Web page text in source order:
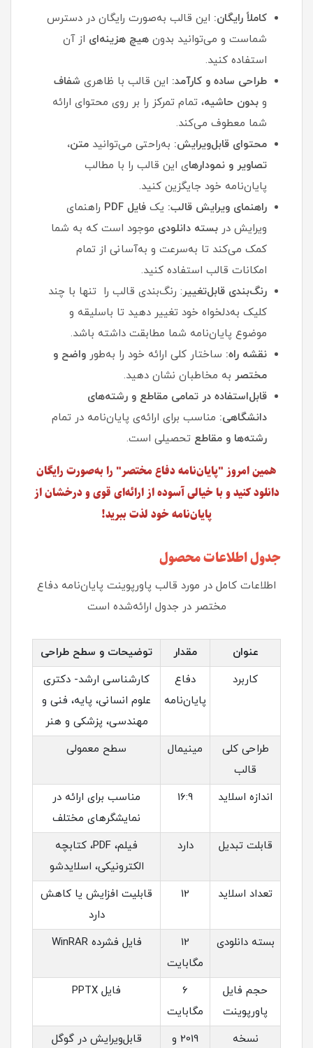
کاملاً رایگان: این قالب به‌صورت رایگان در دسترس
شماست و می‌توانید بدون هیچ هزینه‌ای از آن
استفاده کنید.
طراحی ساده و کارآمد: این قالب با ظاهری شفاف
و بدون حاشیه، تمام تمرکز را بر روی محتوای ارائه
شما معطوف می‌کند.
محتوای قابل‌ویرایش: به‌راحتی می‌توانید متن،
تصاویر و نمودارهای این قالب را با مطالب
پایان‌نامه خود جایگزین کنید.
راهنمای ویرایش قالب: یک فایل PDF
راهنمای
ویرایش در بسته دانلودی موجود است که به شما
کمک می‌کند تا به‌سرعت و به‌آسانی از تمام
امکانات قالب استفاده کنید.
رنگ‌بندی قابل‌تغییر: رنگ‌بندی قالب را تنها با چند
کلیک به‌دلخواه خود تغییر دهید تا باسلیقه و
موضوع پایان‌نامه شما مطابقت داشته باشد.
نقشه راه: ساختار کلی ارائه خود را به‌طور واضح و
مختصر به مخاطبان نشان دهید.
قابل‌استفاده در تمامی مقاطع و رشته‌های
دانشگاهی: مناسب برای ارائه‌ی پایان‌نامه در تمام
رشته‌ها و مقاطع تحصیلی است.
همین امروز "پایان‌نامه دفاع مختصر" را به‌صورت رایگان
دانلود کنید و با خیالی آسوده از ارائه‌ای قوی و درخشان از
پایان‌نامه خود لذت ببرید!
جدول اطلاعات محصول
اطلاعات کامل در مورد قالب پاورپوینت پایان‌نامه دفاع
مختصر در جدول ارائه‌شده است
عنوان مقدار
توضیحات و سطح طراحی
کاربرد
دفاع
پایان‌نامه
کارشناسی ارشد- دکتری
علوم انسانی، پایه، فنی و
مهندسی، پزشکی و هنر
طراحی کلی
قالب
مینیمال سطح معمولی
اندازه اسلاید 16:9
مناسب برای ارائه در
نمایشگرهای مختلف
قابلت تبدیل
دارد
فیلم، PDF، کتابچه
الکترونیکی، اسلایدشو
تعداد اسلاید
12
قابلیت افزایش یا کاهش
دارد
بسته دانلودی
12
مگابایت
فایل فشرده WinRAR
حجم فایل
پاورپوینت
6
مگابایت
فایل PPTX
نسخه
2019 و
قابل‌ویرایش در گوگل